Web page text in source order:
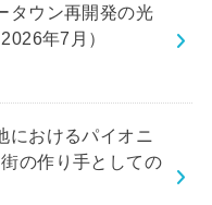
タウン再開発の光
年7月）
におけるパイオニ
の作り手としての